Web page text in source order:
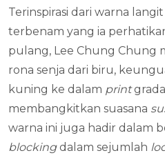
Terinspirasi dari warna
terbenam yang ia
pulang, Lee Chung Chung
rona senja dari biru,
kuning ke dalam print
membangkitkan suasana
warna ini juga hadir dalam
blockingdalam sejumlah